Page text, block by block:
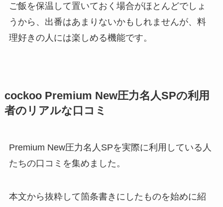
ご飯を保温して置いておく場合がほとんどでしょ
うから、出番はあまりないかもしれませんが、料
理好きの人には楽しめる機能です。
cockoo Premium New圧力名人SPの利用
者のリアルな口コミ
Premium New圧力名人SPを実際に利用している人
たちの口コミを集めました。
本文から抜粋して箇条書きにしたものを始めに紹